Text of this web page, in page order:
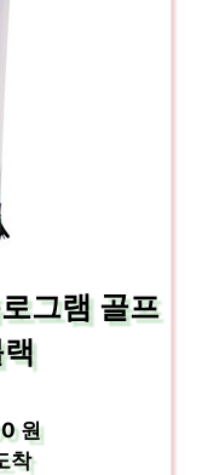
그램 골프
원
착